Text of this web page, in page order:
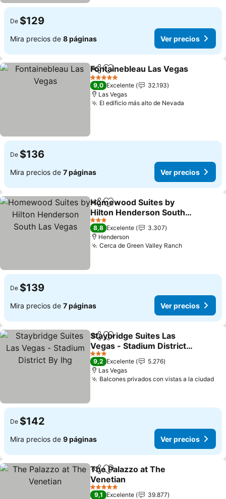
De $129
Mira precios de 8 páginas Ver precios
CompartirAgregar a favoritos
Fontainebleau Las Vegas
5 Estrellas
9,0 Excelente
32.193
Las Vegas
El edificio más alto de Nevada
De $136
Mira precios de 7 páginas Ver precios
CompartirAgregar a favoritos
Homewood Suites by
Hilton Henderson South
Las Vegas
Ver precios
3 Estrellas
8,8 Excelente
3.307
Henderson
Cerca de Green Valley RanchVer precios
De $139
Mira precios de 7 páginas Ver precios
CompartirAgregar a favoritos
Staybridge Suites Las
Vegas - Stadium District
By Ihg
Ver precios
3 Estrellas
9,2 Excelente
5.276
Las Vegas
Balcones privados con vistas a la ciudad
De $142
Mira precios de 9 páginas Ver precios
Compartir
Agregar a favoritos
The Palazzo at The
Venetian
Ver precios
5 Estrellas
9,1 Excelente
39.877